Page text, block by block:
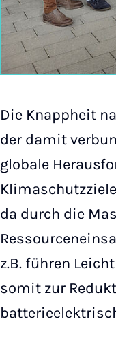
Die Knappheit
der damit
globale
da durch die
z.B. führen
somit zur